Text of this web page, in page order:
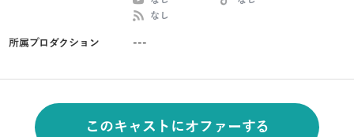
なし
所属プロダクション ---
このキャストにオファーする